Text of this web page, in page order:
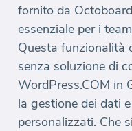
fornito da
essenziale per i
Questa funzionalità
senza soluzione di
WordPress.COM in
la gestione dei dati
personalizzati. Che